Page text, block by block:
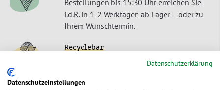
Bestellungen bis 15:30 Uhr erreichen Sie
i.d.R. in 1-2 Werktagen ab Lager – oder zu
Ihrem Wunschtermin.
Recyclebar
Unsere Produkte lassen sich als
entsorgen oder recyceln.
Datenschutzerklärung
Datenschutzeinstellungen